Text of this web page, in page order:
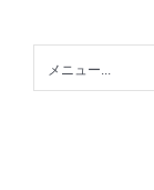
contentメニュー...